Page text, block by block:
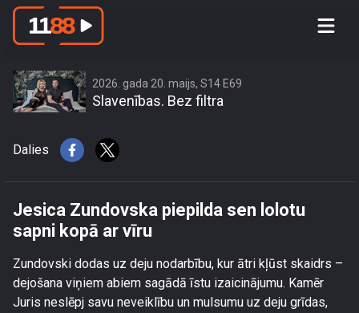
Jesica Zundovska piepilda sen lolotu
2026. gada 20. maijs, S14 E69
Slavenības. Bez filtra
Dalies
Jesica Zundovska piepilda sen lolotu
sapni kopā ar vīru
Zundovski dodas uz deju nodarbību, kur ātri kļūst skaidrs –
dejošana viņiem abiem sagādā īstu izaicinājumu. Kamēr
Juris neslēpj savu neveiklību un mulsumu uz deju grīdas,